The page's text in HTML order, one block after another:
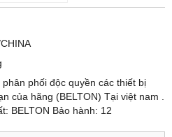
phối độc quyền các thiết bị
của hãng (BELTON) Tại việt nam .
BELTON Bảo hành: 12